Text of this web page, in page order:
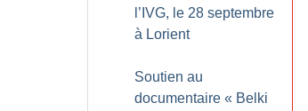
l’IVG, le 28 septembre
à Lorient
Soutien au
documentaire « Belki